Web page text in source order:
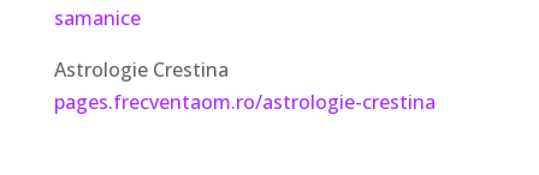
samanice
Astrologie Crestina
pages.frecventaom.ro/astrologie-crestina